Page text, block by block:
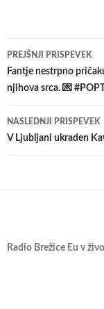
Krmarjenje
po
prispevkih
PREJŠNJI PRISPEVEK
Fantje nestrpno
njihova srca. 💌
NASLEDNJI PRISPEVEK
V Ljubljani ukraden
Radio Brežice Eu v